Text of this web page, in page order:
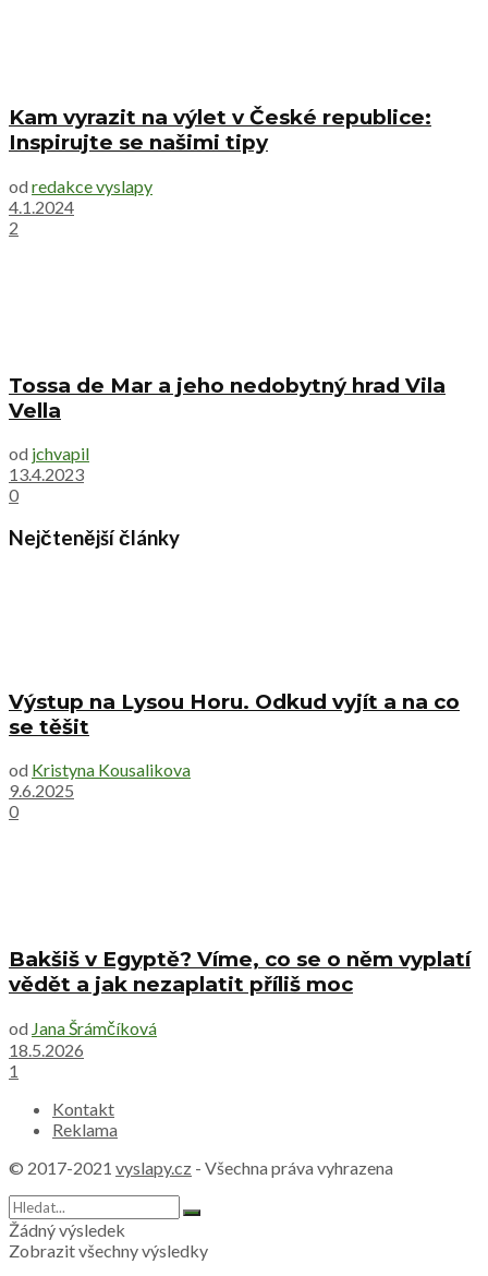
Kam vyrazit na výlet v České republice:
Inspirujte se našimi tipy
od redakce vyslapy
4.1.2024
2
Tossa de Mar a jeho nedobytný hrad Vila
Vella
od jchvapil
13.4.2023
0
Nejčtenější články
Výstup na Lysou Horu. Odkud vyjít a na co
se těšit
od Kristyna Kousalikova
9.6.2025
0
Bakšiš v Egyptě? Víme, co se o něm vyplatí
vědět a jak nezaplatit příliš moc
od Jana Šrámčíková
18.5.2026
1
Kontakt
Reklama
© 2017-2021 vyslapy.cz - Všechna práva vyhrazena
Žádný výsledek
Zobrazit všechny výsledky